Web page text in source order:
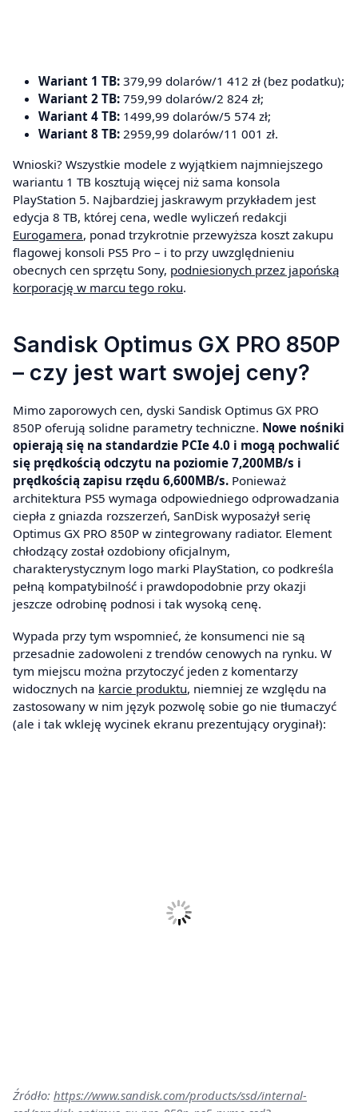
Wariant 1 TB: 379,99 dolarów/1 412 zł (bez podatku);
Wariant 2 TB: 759,99 dolarów/2 824 zł;
Wariant 4 TB: 1499,99 dolarów/5 574 zł;
Wariant 8 TB: 2959,99 dolarów/11 001 zł.
Wnioski? Wszystkie modele z wyjątkiem najmniejszego
wariantu 1 TB kosztują więcej niż sama konsola
PlayStation 5. Najbardziej jaskrawym przykładem jest
edycja 8 TB, której cena, wedle wyliczeń redakcji
Eurogamera, ponad trzykrotnie przewyższa koszt zakupu
flagowej konsoli PS5 Pro – i to przy uwzględnieniu
obecnych cen sprzętu Sony, podniesionych przez japońską
korporację w marcu tego roku.
Sandisk Optimus GX PRO 850P
– czy jest wart swojej ceny?
Mimo zaporowych cen, dyski Sandisk Optimus GX PRO
850P oferują solidne parametry techniczne. Nowe nośniki
opierają się na standardzie PCIe 4.0 i mogą pochwalić
się prędkością odczytu na poziomie 7,200MB/s i
prędkością zapisu rzędu 6,600MB/s. Ponieważ
architektura PS5 wymaga odpowiedniego odprowadzania
ciepła z gniazda rozszerzeń, SanDisk wyposażył serię
Optimus GX PRO 850P w zintegrowany radiator. Element
chłodzący został ozdobiony oficjalnym,
charakterystycznym logo marki PlayStation, co podkreśla
pełną kompatybilność i prawdopodobnie przy okazji
jeszcze odrobinę podnosi i tak wysoką cenę.
Wypada przy tym wspomnieć, że konsumenci nie są
przesadnie zadowoleni z trendów cenowych na rynku. W
tym miejscu można przytoczyć jeden z komentarzy
widocznych na karcie produktu, niemniej ze względu na
zastosowany w nim język pozwolę sobie go nie tłumaczyć
(ale i tak wkleję wycinek ekranu prezentujący oryginał):
Źródło: https://www.sandisk.com/products/ssd/internal-